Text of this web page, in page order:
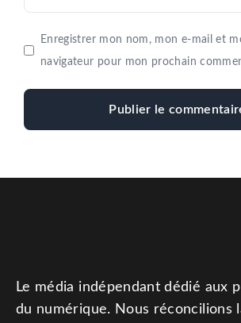
Enregistrer mon nom, mon e-mail et
navigateur pour mon prochain
Le média indépendant dédié aux
du numérique. Nous réconcilions